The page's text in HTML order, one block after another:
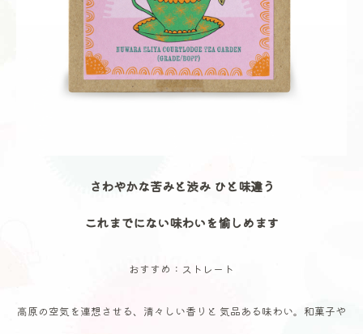
さわやかな苦みと渋み ひと味違う
これまでにない味わいを愉しめます
おすすめ：ストレート
高原の空気を連想させる、清々しい香りと 気品ある味わい。和菓子や